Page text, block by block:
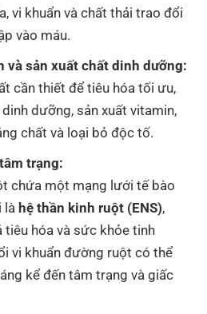
vi khuẩn và chất thải trao đổi
vào máu.
và sản xuất chất dinh dưỡng:
cần thiết để tiêu hóa tối ưu,
dưỡng, sản xuất vitamin,
chất và loại bỏ độc tố.
trạng:
chứa một mạng lưới tế bào
là hệ thần kinh ruột (ENS),
tiêu hóa và sức khỏe tinh
vi khuẩn đường ruột có thể
kể đến tâm trạng và giấc